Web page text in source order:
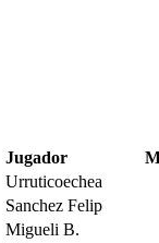
Jugador
Urruticoechea
Sanchez Felip
Migueli B.